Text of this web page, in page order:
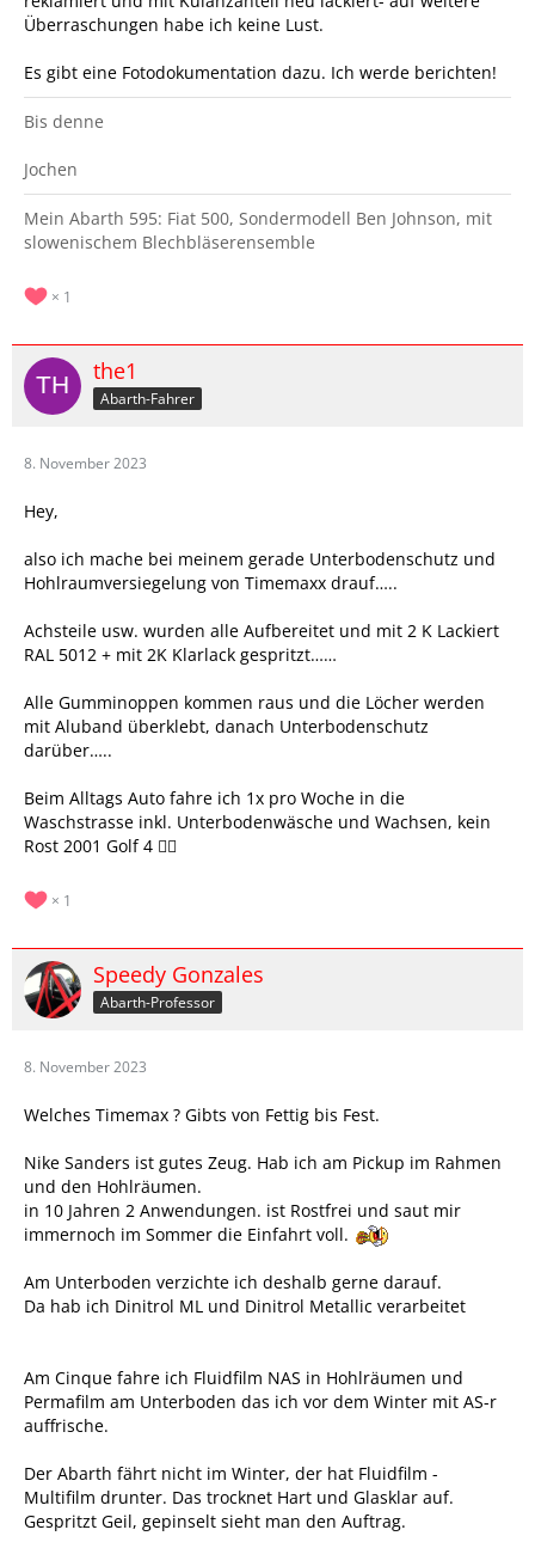
Überraschungen habe ich keine Lust.
Es gibt eine Fotodokumentation dazu. Ich werde berichten!
Bis denne
Jochen
Mein Abarth 595: Fiat 500, Sondermodell Ben Johnson, mit
slowenischem Blechbläserensemble
1
the1
Abarth-Fahrer
8. November 2023
Hey,
also ich mache bei meinem gerade Unterbodenschutz und
Hohlraumversiegelung von Timemaxx drauf…..
Achsteile usw. wurden alle Aufbereitet und mit 2 K Lackiert
RAL 5012 + mit 2K Klarlack gespritzt……
Alle Gumminoppen kommen raus und die Löcher werden
mit Aluband überklebt, danach Unterbodenschutz
darüber…..
Beim Alltags Auto fahre ich 1x pro Woche in die
Waschstrasse inkl. Unterbodenwäsche und Wachsen, kein
Rost 2001 Golf 4 👌🏻
1
Speedy Gonzales
Abarth-Professor
8. November 2023
Welches Timemax ? Gibts von Fettig bis Fest.
Nike Sanders ist gutes Zeug. Hab ich am Pickup im Rahmen
und den Hohlräumen.
in 10 Jahren 2 Anwendungen. ist Rostfrei und saut mir
immernoch im Sommer die Einfahrt voll.
Am Unterboden verzichte ich deshalb gerne darauf.
Da hab ich Dinitrol ML und Dinitrol Metallic verarbeitet
Am Cinque fahre ich Fluidfilm NAS in Hohlräumen und
Permafilm am Unterboden das ich vor dem Winter mit AS-r
auffrische.
Der Abarth fährt nicht im Winter, der hat Fluidfilm -
Multifilm drunter. Das trocknet Hart und Glasklar auf.
Gespritzt Geil, gepinselt sieht man den Auftrag.